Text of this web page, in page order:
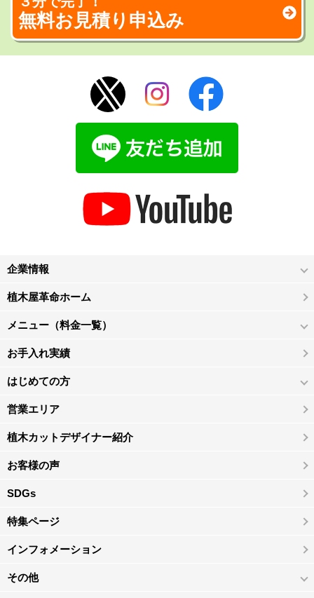
無料お見積り申込み
企業情報
植木屋革命ホーム
メニュー（料金一覧）
お手入れ実績
はじめての方
営業エリア
植木カットデザイナー紹介
お客様の声
SDGs
特集ページ
インフォメーション
その他